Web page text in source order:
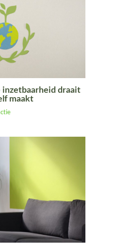
inzetbaarheid draait
maakt